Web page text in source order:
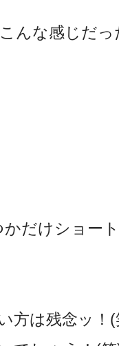
んな感じだっ
だけショー
方は残念ッ！(